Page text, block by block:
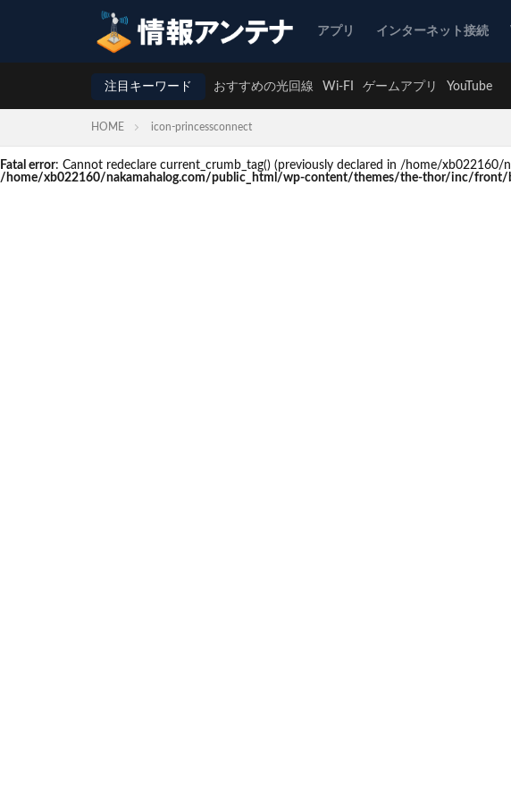
アプリ インターネット接続
注目キーワード おすすめの光回線 Wi-FI ゲームアプリ YouTube
HOME icon-princessconnect
Fatal error: Cannot redeclare current_crumb_tag() (previously declared in /home/
/home/xb022160/nakamahalog.com/public_html/wp-content/themes/the-thor/inc/front/